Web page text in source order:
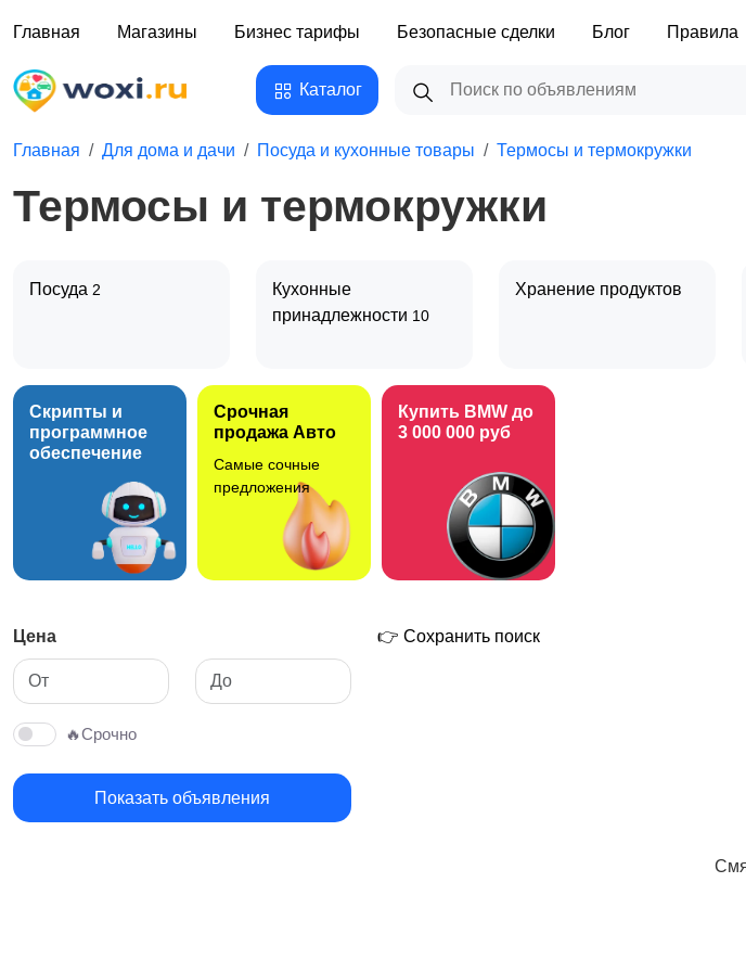
Главная Магазины Бизнес тарифы Безопасные сделки Блог Правила
Каталог
Главная Для дома и дачи Посуда и кухонные товары Термосы и термокружки
Термосы и термокружки
Посуда 2
Кухонные
принадлежности 10
Хранение продуктов
Скрипты и
программное
обеспечение
Срочная
продажа Авто
Самые сочные
предложения
Купить BMW до
3 000 000 руб
Цена
🔥Срочно
Показать объявления
👉 Сохранить поиск